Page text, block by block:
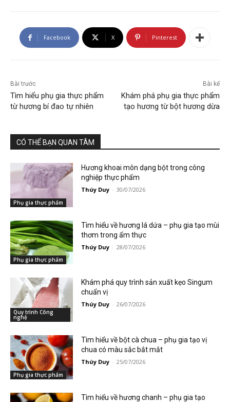
Facebook X Pinterest
Bài trước
Tìm hiểu phụ gia thực phẩm
từ hương bí đao tự nhiên
Bài kế
Khám phá phụ gia thực phẩm
tạo hương từ bột hương dừa
CÓ THỂ BẠN QUAN TÂM
Phụ gia thực phẩm
Hương khoai môn dạng bột trong công
nghiệp thực phẩm
Thúy Duy - 30/07/2026
Phụ gia thực phẩm
Tìm hiểu về hương lá dứa – phụ gia tạo mùi
thơm trong ẩm thực
Thúy Duy - 28/07/2026
Quy trình Công
nghệ
Khám phá quy trình sản xuất kẹo Singum
chuẩn vị
Thúy Duy - 26/07/2026
Phụ gia thực phẩm
Tìm hiểu về bột cà chua – phụ gia tạo vị
chua có màu sắc bắt mắt
Thúy Duy - 25/07/2026
Tìm hiểu về hương chanh – phụ gia tạo